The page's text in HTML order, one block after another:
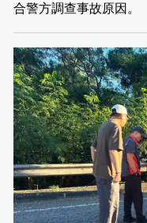
合警方調查事故原因。